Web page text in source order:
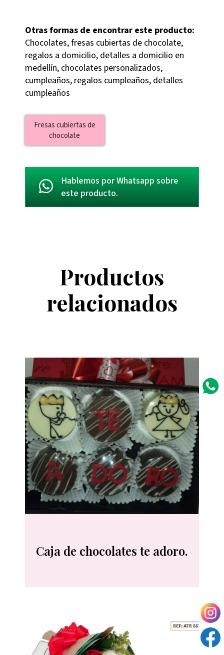
Otras formas de encontrar este producto:
Chocolates, fresas cubiertas de chocolate,
regalos a domicilio, detalles a domicilio en
medellín, chocolates personalizados,
cumpleaños, regalos cumpleaños, detalles
cumpleaños
Fresas cubiertas de
chocolate
Hablemos por Whatsapp sobre
este producto.
Productos
relacionados
Caja de chocolates te adoro.